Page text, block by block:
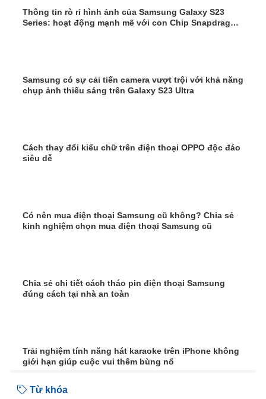
Thông tin rò rỉ hình ảnh của Samsung Galaxy S23
Series: hoạt động mạnh mẽ với con Chip Snapdragon
Samsung có sự cải tiến camera vượt trội với khả năng
chụp ảnh thiếu sáng trên Galaxy S23 Ultra
Cách thay đổi kiểu chữ trên điện thoại OPPO độc đáo
siêu dễ
Có nên mua điện thoại Samsung cũ không? Chia sẻ
kinh nghiệm chọn mua điện thoại Samsung cũ
Chia sẻ chi tiết cách tháo pin điện thoại Samsung
đúng cách tại nhà an toàn
Trải nghiệm tính năng hát karaoke trên iPhone không
giới hạn giúp cuộc vui thêm bùng nổ
Từ khóa